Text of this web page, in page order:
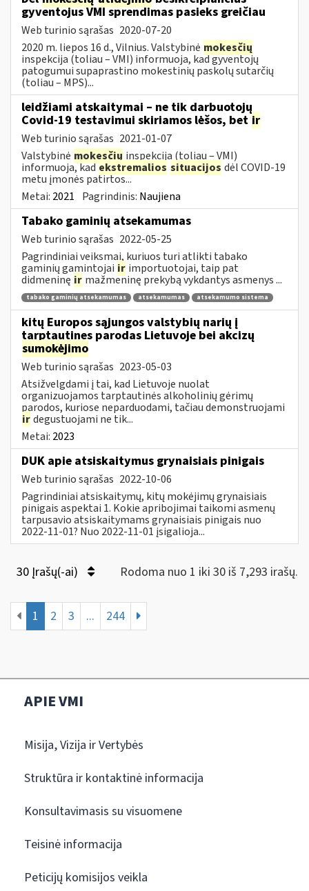
gyventojus VMI sprendimas pasieks greičiau
Web turinio sąrašas 2020-07-20
2020 m. liepos 16 d., Vilnius. Valstybinė mokesčių
inspekcija (toliau – VMI) informuoja, kad gyventojų
patogumui supaprastino mokestinių paskolų sutarčių
(toliau – MPS)...
leidžiami atskaitymai – ne tik darbuotojų
Covid-19 testavimui skiriamos lėšos, bet ir
Web turinio sąrašas 2021-01-07
Valstybinė mokesčių inspekcija (toliau – VMI)
informuoja, kadekstremalios situacijos dėl COVID-19
metu įmonės patirtos...
Metai: 2021 Pagrindinis: Naujiena
Tabako gaminių atsekamumas
Web turinio sąrašas 2022-05-25
Pagrindiniai veiksmai, kuriuos turi atlikti tabako
gaminių gamintojai ir importuotojai, taip pat
didmeninę ir mažmeninę prekybą vykdantys asmenys ...
tabako gaminių atsekamumas atsekamumas atsekamumo sistema
kitų Europos sąjungos valstybių narių į
tarptautines parodas Lietuvoje bei akcizų
sumokėjimo
Web turinio sąrašas 2023-05-03
Atsižvelgdami į tai, kad Lietuvoje nuolat
organizuojamos tarptautinės alkoholinių gėrimų
parodos, kuriose neparduodami, tačiau demonstruojami
irdegustuojami ne tik...
Metai: 2023
DUK apie atsiskaitymus grynaisiais pinigais
Web turinio sąrašas 2022-10-06
Pagrindiniai atsiskaitymų, kitų mokėjimų grynaisiais
pinigais aspektai 1. Kokie apribojimai taikomi asmenų
tarpusavio atsiskaitymams grynaisiais pinigais nuo
2022-11-01? Nuo 2022-11-01 įsigalioja...
30 Įrašų(-ai) Rodoma nuo 1 iki 30 iš 7,293 irašų.
1 2 3 ... 244
APIE VMI
Misija, Vizija ir Vertybės
Struktūra ir kontaktinė informacija
Konsultavimasis su visuomene
Teisinė informacija
Peticijų komisijos veikla